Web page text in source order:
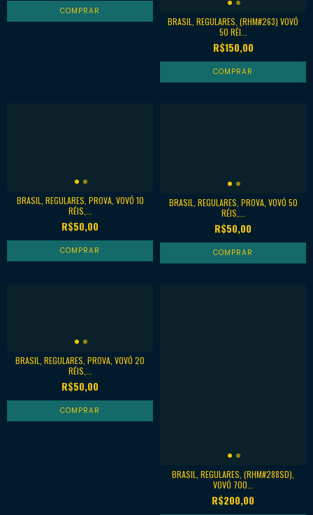
BRASIL, REGULARES, (RHM#263) VOVÓ
50 RÉI...
R$150,00
BRASIL, REGULARES, PROVA, VOVÓ 10
RÉIS,...
R$50,00
BRASIL, REGULARES, PROVA, VOVÓ 50
RÉIS,...
R$50,00
BRASIL, REGULARES, PROVA, VOVÓ 20
RÉIS,...
R$50,00
BRASIL, REGULARES, (RHM#288SD),
VOVÓ 700...
R$200,00